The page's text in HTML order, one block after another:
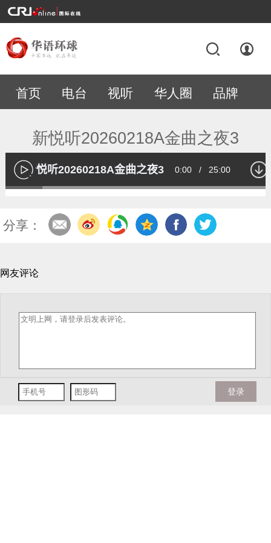
首页 电台 视听 华人圈 品牌
专题新悦听20260218A金曲之夜3
播
放
新悦听20260218A金曲之夜3 Current
0:00 / Duration
25:00
Loaded:
分享：
网友评论
登录